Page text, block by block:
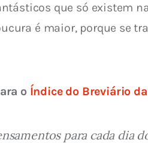
que só existem
é maior, porque se
o Índice do Breviário
para cada dia